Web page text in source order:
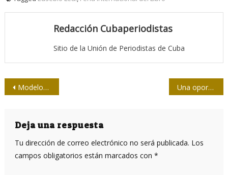
Redacción Cubaperiodistas
Sitio de la Unión de Periodistas de Cuba
Navegación
entradas
Modelos de prensa: una visión para los periodistas de Cuba Una oportunidad para reflexionar con Martí
Deja una respuesta
Tu dirección de correo electrónico no será publicada. Los
campos obligatorios están marcados con *